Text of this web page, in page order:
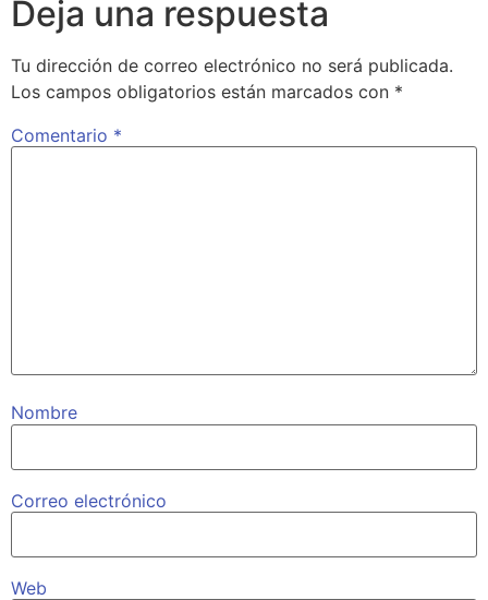
Deja una respuesta
Tu dirección de correo electrónico no será publicada.
Los campos obligatorios están marcados con *
Comentario *
Nombre
Correo electrónico
Web